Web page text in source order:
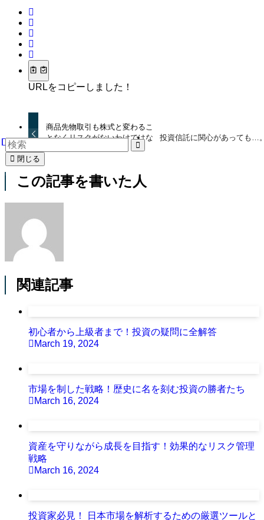
URLをコピーしました！
商品先物取引も株式と変わるこ
となくリスクがないわけではな
投資信託に関心があっても…
この記事を書いた人
関連記事
初心者から上級者まで！投資の疑問に全解答
March 19, 2024
市場を制した戦略！歴史に名を刻む投資の勝者たち
March 16, 2024
資産を守りながら成長を目指す！効果的なリスク管理
戦略
March 16, 2024
投資家必見！ 日本市場を解析するための厳選ツールと
閉じる